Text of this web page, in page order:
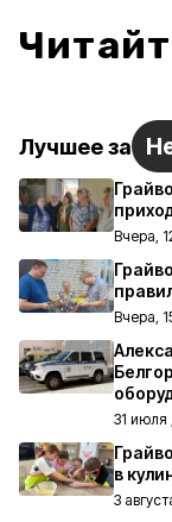
Лучшее за
Вчера,
Вчера,
31 июля
в
3